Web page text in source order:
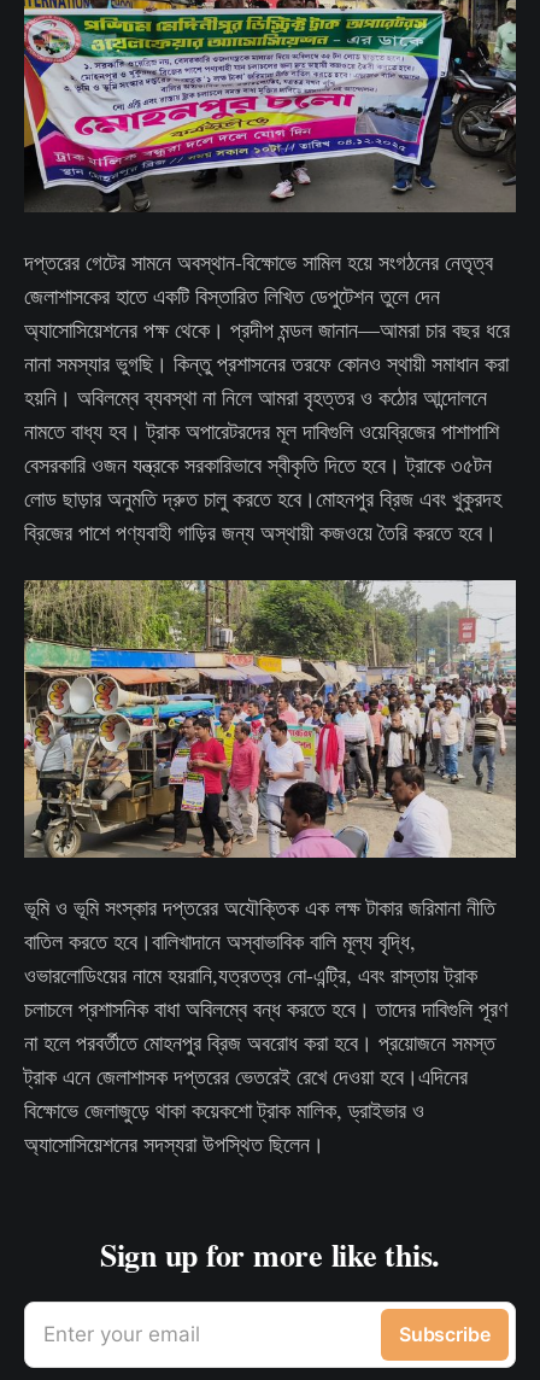
দপ্তরের গেটের সামনে অবস্থান-বিক্ষোভে সামিল হয়ে সংগঠনের নেতৃত্ব
জেলাশাসকের হাতে একটি বিস্তারিত লিখিত ডেপুটেশন তুলে দেন
অ্যাসোসিয়েশনের পক্ষ থেকে। প্রদীপ মন্ডল জানান—আমরা চার বছর ধরে
নানা সমস্যার ভুগছি। কিন্তু প্রশাসনের তরফে কোনও স্থায়ী সমাধান করা
হয়নি। অবিলম্বে ব্যবস্থা না নিলে আমরা বৃহত্তর ও কঠোর আন্দোলনে
নামতে বাধ্য হব। ট্রাক অপারেটরদের মূল দাবিগুলি ওয়েব্রিজের পাশাপাশি
বেসরকারি ওজন যন্ত্রকে সরকারিভাবে স্বীকৃতি দিতে হবে। ট্রাকে ৩৫টন
লোড ছাড়ার অনুমতি দ্রুত চালু করতে হবে।মোহনপুর ব্রিজ এবং খুকুরদহ
ব্রিজের পাশে পণ্যবাহী গাড়ির জন্য অস্থায়ী কজওয়ে তৈরি করতে হবে।
ভূমি ও ভূমি সংস্কার দপ্তরের অযৌক্তিক এক লক্ষ টাকার জরিমানা নীতি
বাতিল করতে হবে।বালিখাদানে অস্বাভাবিক বালি মূল্য বৃদ্ধি,
ওভারলোডিংয়ের নামে হয়রানি,যত্রতত্র নো-এন্ট্রি, এবং রাস্তায় ট্রাক
চলাচলে প্রশাসনিক বাধা অবিলম্বে বন্ধ করতে হবে। তাদের দাবিগুলি পূরণ
না হলে পরবর্তীতে মোহনপুর ব্রিজ অবরোধ করা হবে। প্রয়োজনে সমস্ত
ট্রাক এনে জেলাশাসক দপ্তরের ভেতরেই রেখে দেওয়া হবে।এদিনের
বিক্ষোভে জেলাজুড়ে থাকা কয়েকশো ট্রাক মালিক, ড্রাইভার ও
অ্যাসোসিয়েশনের সদস্যরা উপস্থিত ছিলেন।
Sign up for more like this.
Enter your email Subscribe